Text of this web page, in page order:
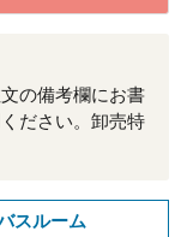
の備考欄にお書
ださい。卸売特
スルーム